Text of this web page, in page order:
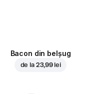
Bacon din belșug
de la 23,99 lei